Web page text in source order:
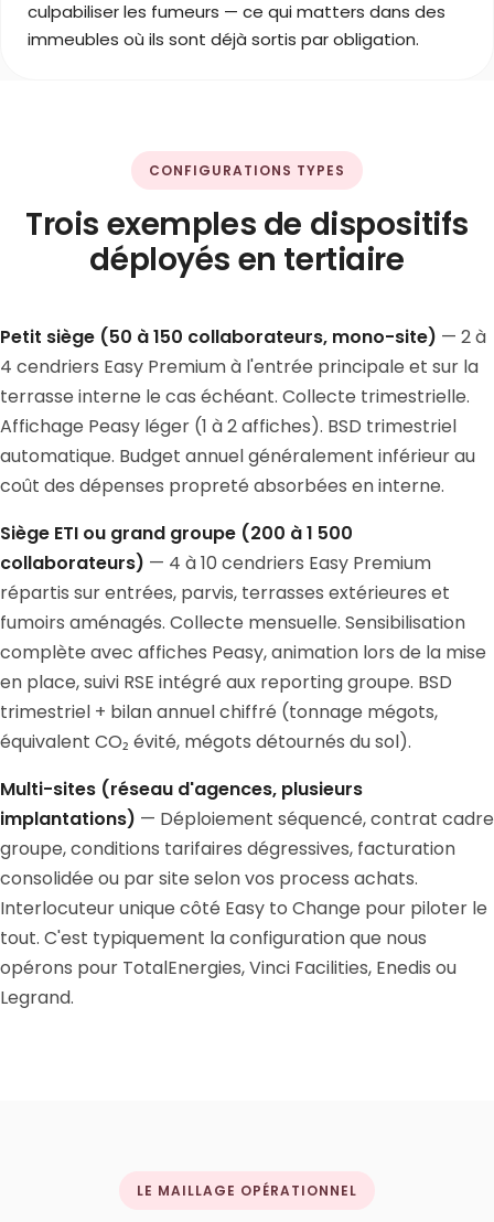
culpabiliser les fumeurs — ce qui matters dans des
immeubles où ils sont déjà sortis par obligation.
CONFIGURATIONS TYPES
Trois exemples de dispositifs
déployés en tertiaire
Petit siège (50 à 150 collaborateurs, mono-site) — 2 à
4 cendriers Easy Premium à l'entrée principale et sur la
terrasse interne le cas échéant. Collecte trimestrielle.
Affichage Peasy léger (1 à 2 affiches). BSD trimestriel
automatique. Budget annuel généralement inférieur au
coût des dépenses propreté absorbées en interne.
Siège ETI ou grand groupe (200 à 1 500
collaborateurs) — 4 à 10 cendriers Easy Premium
répartis sur entrées, parvis, terrasses extérieures et
fumoirs aménagés. Collecte mensuelle. Sensibilisation
complète avec affiches Peasy, animation lors de la mise
en place, suivi RSE intégré aux reporting groupe. BSD
trimestriel + bilan annuel chiffré (tonnage mégots,
équivalent CO₂ évité, mégots détournés du sol).
Multi-sites (réseau d'agences, plusieurs
implantations) — Déploiement séquencé, contrat cadre
groupe, conditions tarifaires dégressives, facturation
consolidée ou par site selon vos process achats.
Interlocuteur unique côté Easy to Change pour piloter le
tout. C'est typiquement la configuration que nous
opérons pour TotalEnergies, Vinci Facilities, Enedis ou
Legrand.
LE MAILLAGE OPÉRATIONNEL